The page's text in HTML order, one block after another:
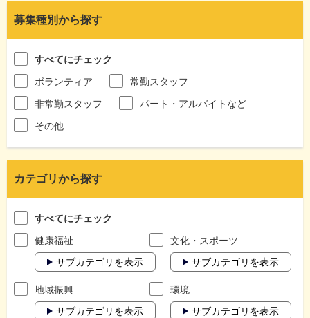
募集種別から探す
すべてにチェック
ボランティア
常勤スタッフ
非常勤スタッフ
パート・アルバイトなど
その他
カテゴリから探す
すべてにチェック
健康福祉
サブカテゴリを表示
文化・スポーツ
サブカテゴリを表示
地域振興
サブカテゴリを表示
環境
サブカテゴリを表示